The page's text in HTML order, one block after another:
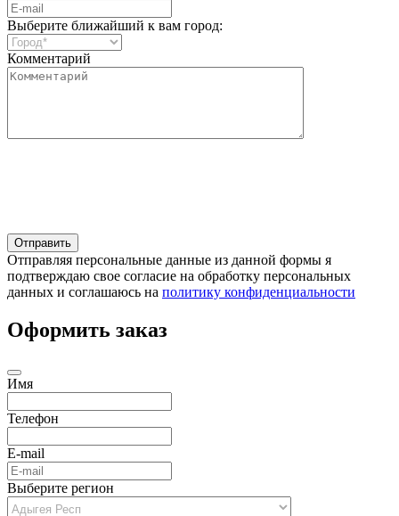
Выберите ближайший к вам город:
Комментарий
Отправляя персональные данные из данной формы я
подтверждаю свое согласие на обработку персональных
данных и соглашаюсь на политику конфиденциальности
Оформить заказ
Имя
Телефон
E-mail
Выберите регион